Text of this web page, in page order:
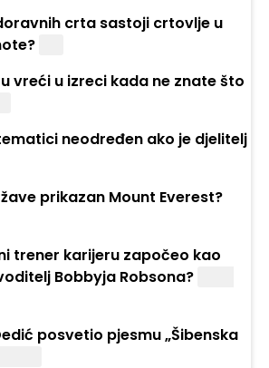
crta sastoji crtovlje u
vreći u izreci kada ne znate što
neodređen ako je djelitelj
prikazan Mount Everest?
trener karijeru započeo kao
Bobbyja Robsona?
posvetio pjesmu „Šibenska